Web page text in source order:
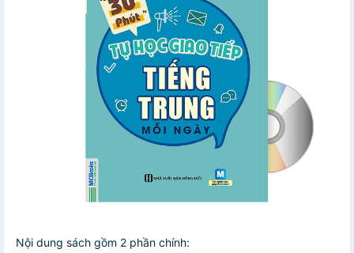
Nội dung sách gồm 2 phần chính: